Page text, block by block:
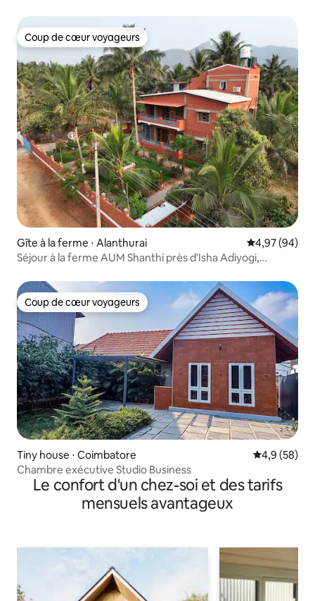
Coup de cœur voyageurs
Coup de cœur voyageurs
Gîte à la ferme ⋅ Alanthurai Évaluation
4,97 (94)
Séjour à la ferme AUM Shanthi près d'Isha Adiyogi,
Coup de cœur voyageurs
Coup de cœur voyageurs
Tiny house ⋅ Coimbatore Évaluation
4,9 (58)
Chambre exécutive Studio Business
Le confort d'un chez-soi et des tarifs
mensuels avantageux